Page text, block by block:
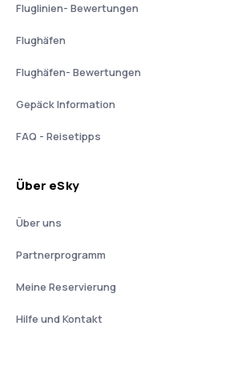
Fluglinien- Bewertungen
Flughäfen
Flughäfen- Bewertungen
Gepäck Information
FAQ - Reisetipps
Über eSky
Über uns
Partnerprogramm
Meine Reservierung
Hilfe und Kontakt